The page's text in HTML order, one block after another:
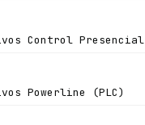
Control Presencial
Powerline (PLC)